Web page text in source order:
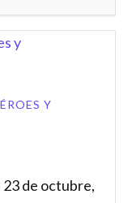
Y
23 de octubre,